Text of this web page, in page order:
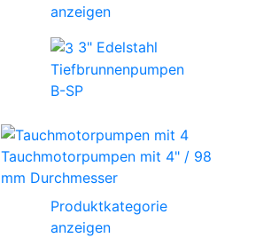
anzeigen
3" Edelstahl
Tiefbrunnenpumpen
B-SP
Tauchmotorpumpen mit 4" / 98
mm Durchmesser
Produktkategorie
anzeigen